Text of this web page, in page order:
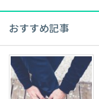
おすすめ記事